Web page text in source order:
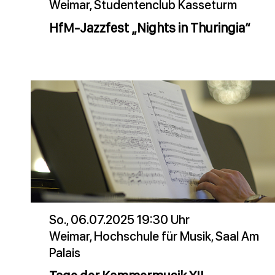
Weimar, Studentenclub Kasseturm
HfM-Jazzfest „Nights in Thuringia“
So., 06.07.2025 19:30 Uhr
Weimar, Hochschule für Musik, Saal Am
Palais